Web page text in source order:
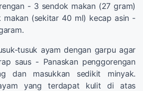
- 3 sendok makan (27 gram)
(sekitar 40 ml) kecap asin -
tusuk ayam dengan garpu agar
saus - Panaskan penggorengan
dan masukkan sedikit minyak.
yang terdapat kulit di atas